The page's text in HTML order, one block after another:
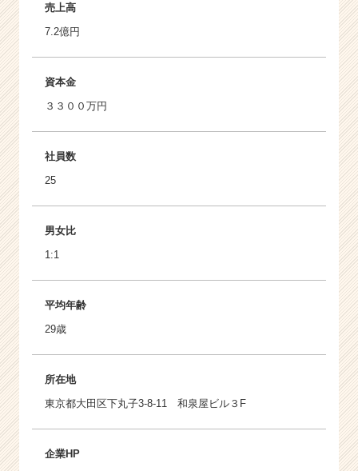
売上高
7.2億円
資本金
３３００万円
社員数
25
男女比
1:1
平均年齢
29歳
所在地
東京都大田区下丸子3‐8‐11 和泉屋ビル３F
企業HP